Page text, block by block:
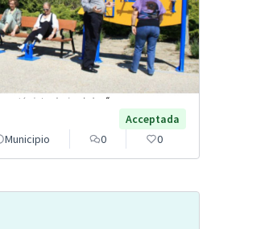
Acceptada
Municipio 0 0